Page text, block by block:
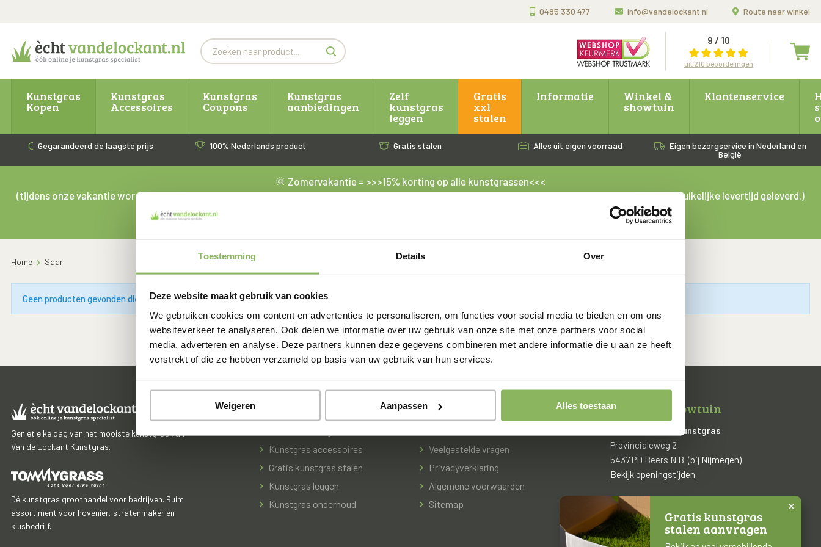
Toestemming Details Over
Deze website maakt gebruik van cookies
We gebruiken cookies om content en advertenties te personaliseren, om functies voor social media te bieden en om ons
websiteverkeer te analyseren. Ook delen we informatie over uw gebruik van onze site met onze partners voor social
media, adverteren en analyse. Deze partners kunnen deze gegevens combineren met andere informatie die u aan ze heeft
verstrekt of die ze hebben verzameld op basis van uw gebruik van hun services.
Weigeren Aanpassen Alles toestaan
0485 330 477 info@vandelockant.nl Route naar winkel
9 / 10
uit 210 beoordelingen
Kunstgras
Kopen
Kunstgras
Accessoires
Kunstgras
Coupons
Kunstgras
aanbiedingen
Zelf
kunstgras
leggen
Gratis
xxl
stalen
Informatie Winkel &
showtuin
Klantenservice
Gegarandeerd de laagste prijs 100% Nederlands product Gratis stalen Alles uit eigen voorraad
Eigen bezorgservice in Nederland en
België
🌞 Zomervakantie = >>>15% korting op alle kunstgrassen<<<
(tijdens onze vakantie worden er geen bestellingen geleverd. Vanaf 11 augustus gaan we weer aan de slag en worden alle bestellingen binnen onze gebruikelijke levertijd geleverd.)
Home Saar
Geen producten gevonden die aan je zoekcriteria voldoen.
Geniet elke dag van het mooiste kunstgras van
Van de Lockant Kunstgras.
Dé kunstgras groothandel voor bedrijven. Ruim
assortiment voor hovenier, stratenmaker en
klusbedrijf.
Handige links
Kunstgras accessoires
Gratis kunstgras stalen
Kunstgras leggen
Kunstgras onderhoud
Van de Lockant
Veelgestelde vragen
Privacyverklaring
Algemene voorwaarden
Sitemap
Winkel & Showtuin
Van de Lockant Kunstgras
Provincialeweg 2
5437 PD Beers N.B. (bij Nijmegen)
Bekijk openingstijden
0485 330 477
info@vandelockant.nl
Gratis kunstgras
stalen aanvragen